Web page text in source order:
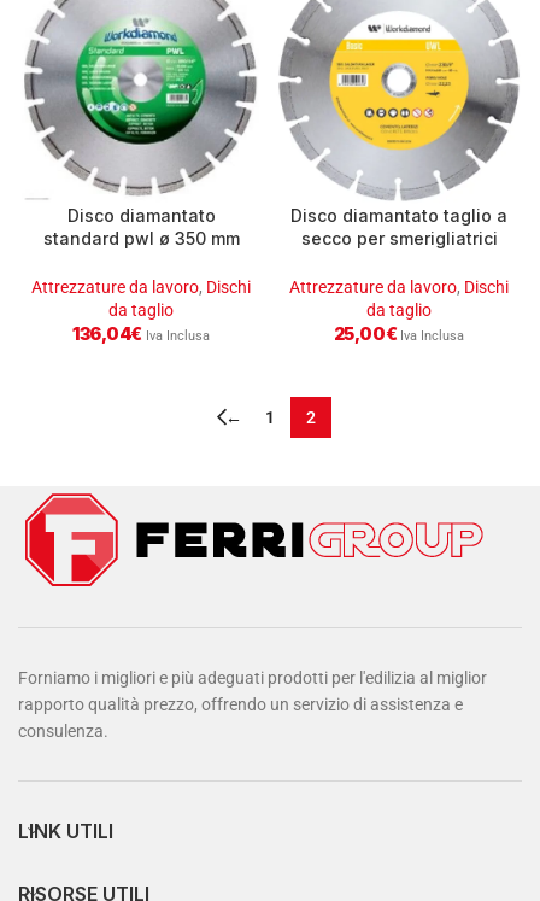
Disco diamantato
standard pwl ø 350 mm
Attrezzature da lavoro, Dischi
da taglio
136,04€ Iva Inclusa
Disco diamantato taglio a
secco per smerigliatrici
saldatura laser – uwl ø
125 foro ø 22,23
Attrezzature da lavoro, Dischi
da taglio
25,00€ Iva Inclusa
← 1 2
Forniamo i migliori e più adeguati prodotti per l'edilizia al miglior
rapporto qualità prezzo, offrendo un servizio di assistenza e
consulenza.
LINK UTILI
RISORSE UTILI